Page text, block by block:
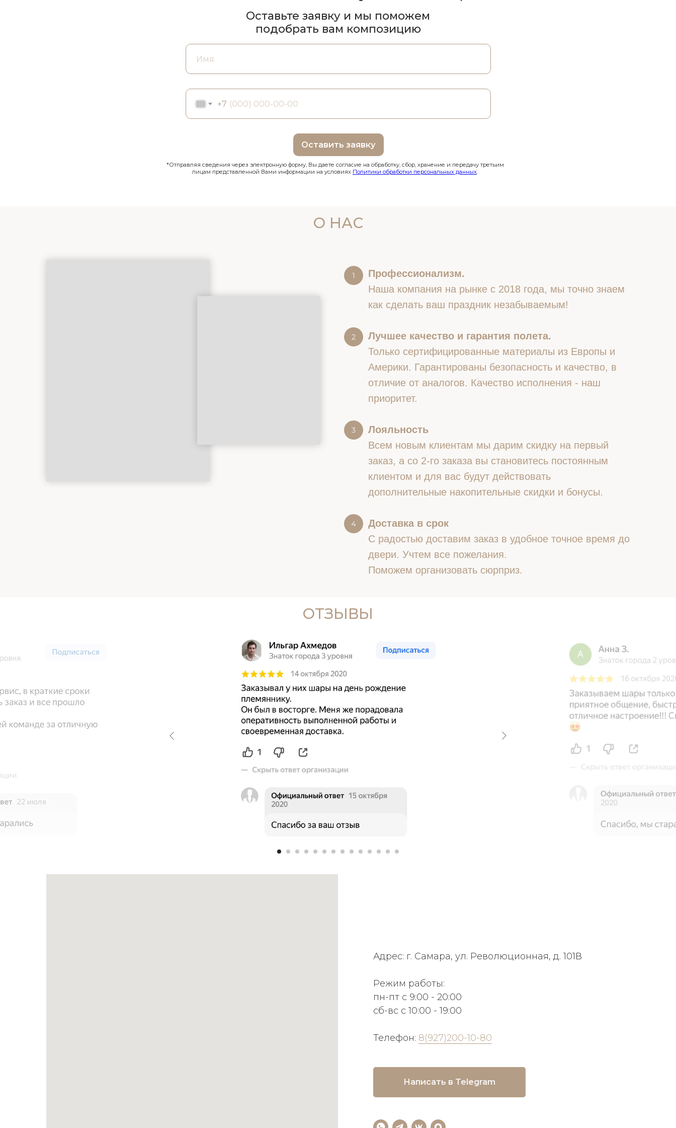
+7
Оставить заявку
Оставьте заявку и мы поможем
подобрать вам композицию
*Отправляя сведения через электронную форму, Вы даете согласие на обработку, сбор, хранение и передачу третьим
лицам представленной Вами информации на условиях Политики обработки персональных данных.
О НАС
Профессионализм.
Наша компания на рынке с 2018 года, мы точно знаем
как сделать ваш праздник незабываемым!
Лучшее качество и гарантия полета.
Только сертифицированные материалы из Европы и
Америки. Гарантированы безопасность и качество, в
отличие от аналогов. Качество исполнения - наш
приоритет.
Лояльность
Всем новым клиентам мы дарим скидку на первый
заказ, а со 2-го заказа вы становитесь постоянным
клиентом и для вас будут действовать
дополнительные накопительные скидки и бонусы.
Доставка в срок
С радостью доставим заказ в удобное точное время до
двери. Учтем все пожелания.
Поможем организовать сюрприз.
ОТЗЫВЫ
Адрес: г. Самара, ул. Революционная, д. 101В
Режим работы:
пн-пт с 9:00 - 20:00
сб-вс с 10:00 - 19:00
Телефон: 8(927)200-10-80
Написать в Telegram